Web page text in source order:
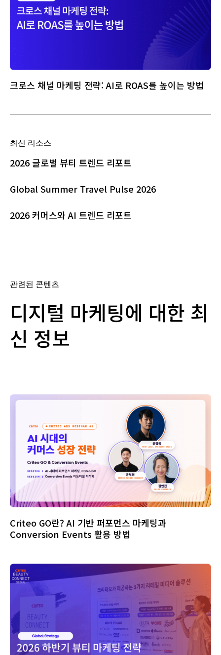
크로스 채널 마케팅 전략: AI로 ROAS를 높이는 방법
최신 리소스
2026 글로벌 뷰티 트렌드 리포트
Global Summer Travel Pulse 2026
2026 커머스와 AI 트렌드 리포트
관련된 콘텐츠
디지털 마케팅에 대한 최
신 정보
Criteo GO란? AI 기반 퍼포먼스 마케팅과
Conversion Events 활용 방법